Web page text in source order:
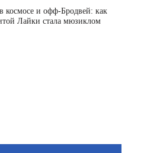
космосе и офф-Бродвей: как
Лайки стала мюзиклом